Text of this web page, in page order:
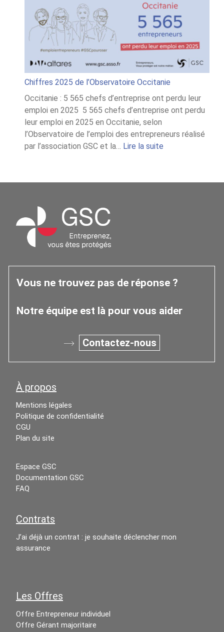
Chiffres 2025 de l’Observatoire Occitanie
Occitanie : 5 565 chefs d’entreprise ont perdu leur
emploi en 2025 5 565 chefs d’entreprise ont perdu
leur emploi en 2025 en Occitanie, selon
l’Observatoire de l’emploi des entrepreneurs réalisé
par l’association GSC et la… Lire la suite:
de
Vous ne trouvez pas de réponse ?
Notre équipe est là pour vous aider
Contactez-nous
À propos
Mentions légales
Politique de confidentialité
CGU
Plan du site
Espace GSC
Documentation GSC
FAQ
Contrats
J’ai déjà un contrat : je souhaite déclencher mon
assurance
Les Offres
Offre Entrepreneur individuel
Offre Gérant majoritaire